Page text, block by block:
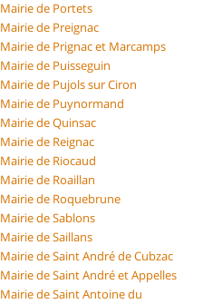
Mairie de Portets
Mairie de Preignac
Mairie de Prignac et Marcamps
Mairie de Puisseguin
Mairie de Pujols sur Ciron
Mairie de Puynormand
Mairie de Quinsac
Mairie de Reignac
Mairie de Riocaud
Mairie de Roaillan
Mairie de Roquebrune
Mairie de Sablons
Mairie de Saillans
Mairie de Saint André de Cubzac
Mairie de Saint André et Appelles
Mairie de Saint Antoine du